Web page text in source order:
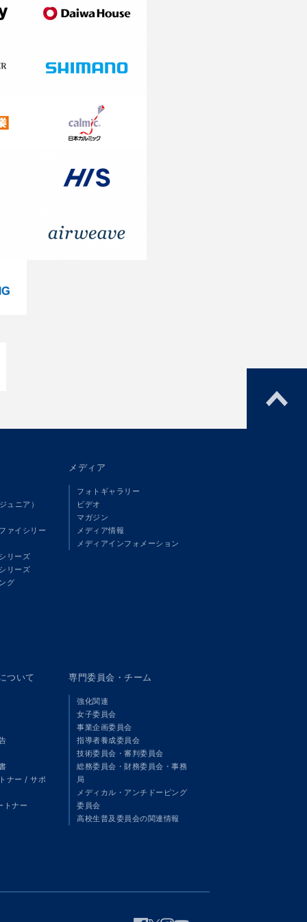
ュニア）
ァイシリー
リーズ
リーズ
グ
メディア
フォトギャラリー
ビデオ
マガジン
メディア情報
メディアインフォメーション
ついて
ナー / サポ
トナー
専門委員会・チーム
強化関連
女子委員会
事業企画委員会
指導者養成委員会
技術委員会・審判委員会
総務委員会・財務委員会・事務
局
メディカル・アンチドーピング
委員会
高校生普及委員会の関連情報